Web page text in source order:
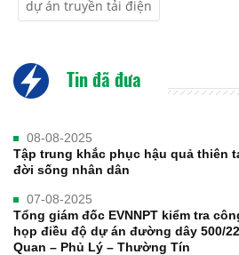
dự án truyền tải điện
Tin đã đưa
08-08-2025
Tập trung khắc phục hậu quả thiên
đời sống nhân dân
07-08-2025
Tổng giám đốc EVNNPT kiểm tra
họp điều độ dự án đường dây 500/
Quan – Phủ Lý – Thường Tín